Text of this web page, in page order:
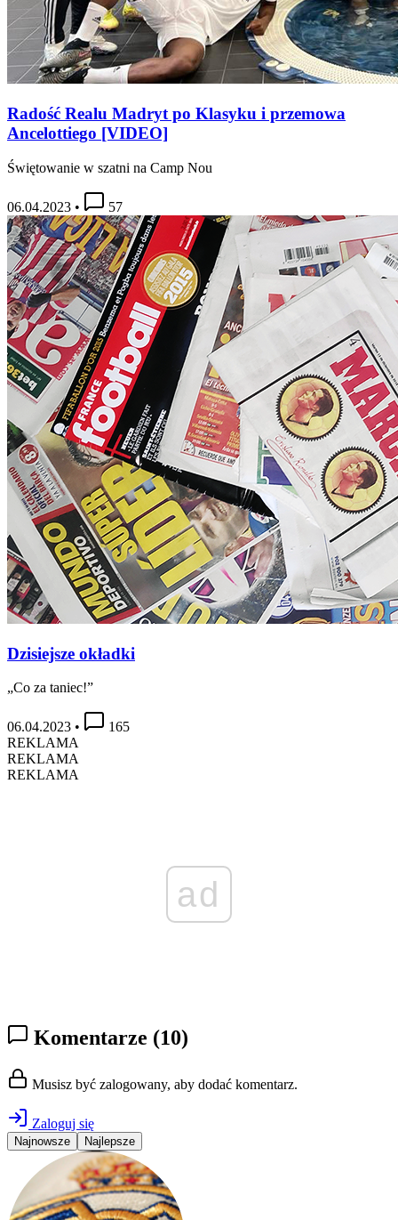
Radość Realu Madryt po Klasyku i przemowa
Ancelottiego [VIDEO]
Świętowanie w szatni na Camp Nou
06.04.2023 • 57
Dzisiejsze okładki
„Co za taniec!”
06.04.2023 •
165
REKLAMA
REKLAMA
REKLAMA
ad
Komentarze (10)
Musisz być zalogowany, aby dodać komentarz.
Zaloguj się
Najnowsze Najlepsze